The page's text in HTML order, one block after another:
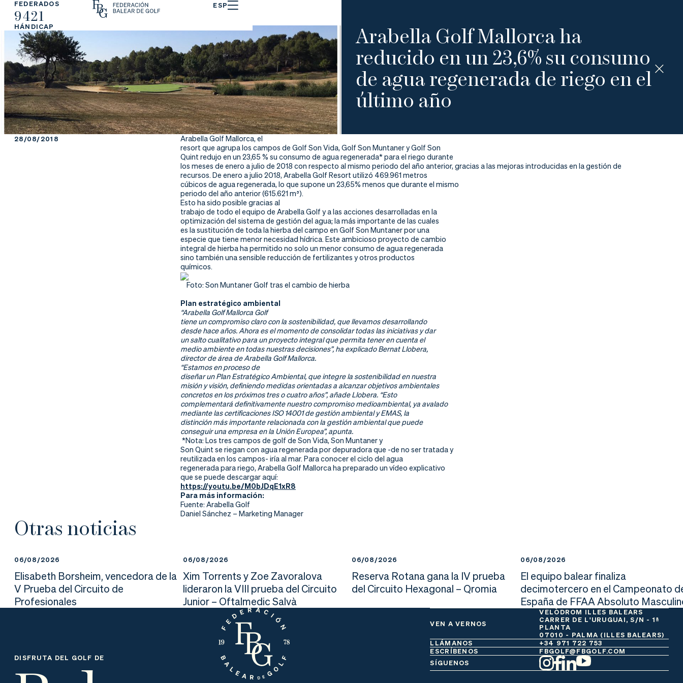
FEDERADOS
9421
HÁNDICAP
ESP
La
Fe
de
ra
ci
ón
Fe
de
ra
rs
e
Ju
ga
r
Arabella Golf Mallorca ha
reducido en un 23,6% su consumo
de agua regenerada de riego en el
último año
28/08/2018
Arabella Golf Mallorca, el
resort que agrupa los campos de Golf Son Vida, Golf Son Muntaner y Golf Son
Quint redujo en un 23,65 % su consumo de agua regenerada* para el riego durante
los meses de enero a julio de 2018 con respecto al mismo periodo del año anterior, gracias a las mejoras introducidas en la gestión de
recursos. De enero a julio 2018, Arabella Golf Resort utilizó 469.961 metros
cúbicos de agua regenerada, lo que supone un 23,65% menos que durante el mismo
periodo del año anterior (615.621 m³).
Esto ha sido posible gracias al
trabajo de todo el equipo de Arabella Golf y a las acciones desarrolladas en la
optimización del sistema de gestión del agua; la más importante de las cuales
es la sustitución de toda la hierba del campo en Golf Son Muntaner por una
especie que tiene menor necesidad hídrica. Este ambicioso proyecto de cambio
integral de hierba ha permitido no solo un menor consumo de agua regenerada
sino también una sensible reducción de fertilizantes y otros productos
químicos.
Foto: Son Muntaner Golf tras el cambio de hierba
Plan estratégico ambiental
“Arabella Golf Mallorca Golf
tiene un compromiso claro con la sostenibilidad, que llevamos desarrollando
desde hace años. Ahora es el momento de consolidar todas las iniciativas y dar
un salto cualitativo para un proyecto integral que permita tener en cuenta el
medio ambiente en todas nuestras decisiones”, ha explicado Bernat Llobera,
director de área de Arabella Golf Mallorca.
“Estamos en proceso de
diseñar un Plan Estratégico Ambiental, que integre la sostenibilidad en nuestra
misión y visión, definiendo medidas orientadas a alcanzar objetivos ambientales
concretos en los próximos tres o cuatro años”, añade Llobera. “Esto
complementará definitivamente nuestro compromiso medioambiental, ya avalado
mediante las certificaciones ISO 14001 de gestión ambiental y EMAS, la
distinción más importante relacionada con la gestión ambiental que puede
conseguir una empresa en la Unión Europea”, apunta.
*Nota: Los tres campos de golf de Son Vida, Son Muntaner y
Son Quint se riegan con agua regenerada por depuradora que -de no ser tratada y
reutilizada en los campos- iría al mar. Para conocer el ciclo del agua
regenerada para riego, Arabella Golf Mallorca ha preparado un vídeo explicativo
que se puede descargar aquí:
https://youtu.be/M0bJDqE1xR8
Para más información:
Fuente: Arabella Golf
Daniel Sánchez – Marketing Manager
Otras noticias
06/08/2026
Elisabeth Borsheim, vencedora de la
V Prueba del Circuito de
Profesionales
06/08/2026
Xim Torrents y Zoe Zavoralova
lideraron la VIII prueba del Circuito
Junior – Oftalmedic Salvà
06/08/2026
Reserva Rotana gana la IV prueba
del Circuito Hexagonal – Qromia
06/08/2026
El equipo balear finaliza
decimotercero en el Campeonato
España de FFAA Absoluto
DISFRUTA DEL GOLF DE
VEN A VERNOS
VELÒDROM ILLES BALEARS
CARRER DE L'URUGUAI, S/N - 1ª
PLANTA
07010 - PALMA (ILLES BALEARS)
LLÁMANOS
+34 971 722 753
ESCRÍBENOS
FBGOLF@FBGOLF.COM
SÍGUENOS